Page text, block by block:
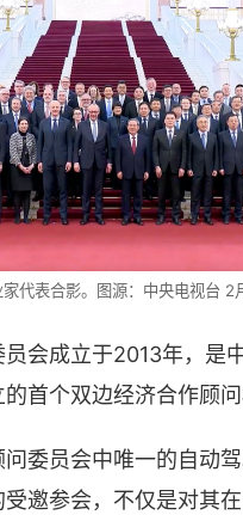
代表合影。图源：中央电视台 2
会成立于2013年，是
首个双边经济合作顾问
委员会中唯一的自动
邀参会，不仅是对其